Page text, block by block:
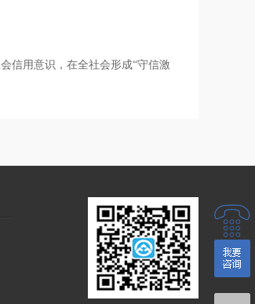
用意识，在全社会形成“守信激